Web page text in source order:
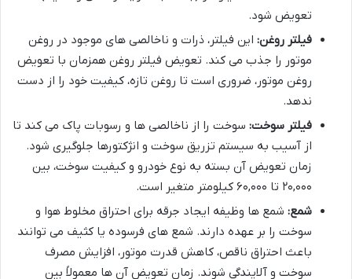
تعویض شود.
فیلتر روغن: این فیلتر، ذرات و ناخالصی های موجود در روغن
موتور را جذب می کند. تعویض فیلتر روغن همزمان با تعویض
روغن موتور، ضروری است تا روغن تازه، کیفیت خود را از دست
ندهد.
فیلتر سوخت: سوخت را از ناخالصی ها و رسوبات پاک می کند تا
از آسیب به سیستم تزریق سوخت و انژکتورها جلوگیری شود.
زمان تعویض آن بسته به نوع خودرو و کیفیت سوخت، بین
۲۰,۰۰۰ تا ۶۰,۰۰۰ کیلومتر متغیر است.
شمع: شمع ها وظیفه ایجاد جرقه برای احتراق مخلوط هوا و
سوخت را بر عهده دارند. شمع های فرسوده یا کثیف می توانند
باعث احتراق ناقص، کاهش قدرت موتور، افزایش مصرف
سوخت و آلایندگی شوند. زمان تعویض آن ها معمولاً بین